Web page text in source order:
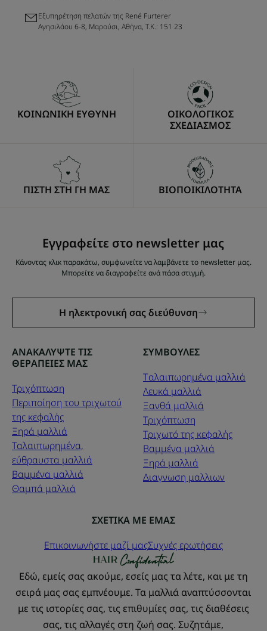
Εξυπηρέτηση πελατών της René Furterer
Αγησιλάου 6-8, Μαρούσι, Αθήνα, Τ.Κ.: 151 23
ΚΟΙΝΩΝΙΚΗ ΕΥΘΥΝΗ
ΟΙΚΟΛΟΓΙΚΟΣ
ΣΧΕΔΙΑΣΜΟΣ
ΠΙΣΤΗ ΣΤΗ ΓΗ ΜΑΣ ΒΙΟΠΟΙΚΙΛΟΤΗΤΑ
Εγγραφείτε στο newsletter μας
Κάνοντας κλικ παρακάτω, συμφωνείτε να λαμβάνετε το newsletter μας.
Μπορείτε να διαγραφείτε ανά πάσα στιγμή.
Η ηλεκτρονική σας διεύθυνση
ΑΝΑΚΑΛΥΨΤΕ ΤΙΣ
ΘΕΡΑΠΕΙΕΣ ΜΑΣ
Τριχόπτωση
Περιποίηση του τριχωτού
της κεφαλής
Ξηρά μαλλιά
Ταλαιπωρημένα,
εύθραυστα μαλλιά
Βαμμένα μαλλιά
Θαμπά μαλλιά
ΣΥΜΒΟΥΛΕΣ
Tαλαιπωρημένα μαλλιά
Λευκά μαλλιά
Ξανθά μαλλιά
Τριχόπτωση
Τριχωτό της κεφαλής
Βαμμένα μαλλιά
Ξηρά μαλλιά
Διαγνωση μαλλιων
ΣΧΕΤΙΚΑ ΜΕ ΕΜΑΣ
Επικοινωνήστε μαζί μαςΣυχνές ερωτήσεις
Εδώ, εμείς σας ακούμε, εσείς μας τα λέτε, και με τη
σειρά μας σας εμπνέουμε. Τα μαλλιά αναπτύσσονται
με τις ιστορίες σας, τις επιθυμίες σας, τις διαθέσεις
σας, τις αλλαγές στη ζωή σας. Συζητάμε,